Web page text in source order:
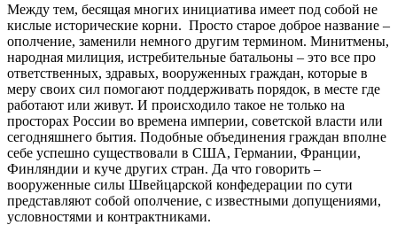
Между тем, бесящая многих инициатива имеет под собой не
кислые исторические корни. Просто старое доброе название –
ополчение, заменили немного другим термином. Минитмены,
народная милиция, истребительные батальоны – это все про
ответственных, здравых, вооруженных граждан, которые в
меру своих сил помогают поддерживать порядок, в месте где
работают или живут. И происходило такое не только на
просторах России во времена империи, советской власти или
сегодняшнего бытия. Подобные объединения граждан вполне
себе успешно существовали в США, Германии, Франции,
Финляндии и куче других стран. Да что говорить –
вооруженные силы Швейцарской конфедерации по сути
представляют собой ополчение, с известными допущениями,
условностями и контрактниками.